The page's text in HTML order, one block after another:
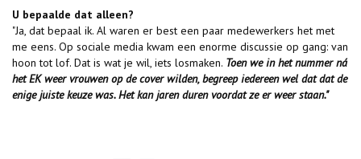
U bepaalde dat alleen?
"Ja, dat bepaal ik. Al waren er best een paar medewerkers het met
me eens. Op sociale ­media kwam een enorme discussie op gang: van
hoon tot lof. Dat is wat je wil, iets losmaken. Toen we in het nummer ná
het EK weer vrouwen op de cover wilden, begreep iedereen wel dat dat de
enige juiste keuze was. Het kan jaren duren voordat ze er weer staan."